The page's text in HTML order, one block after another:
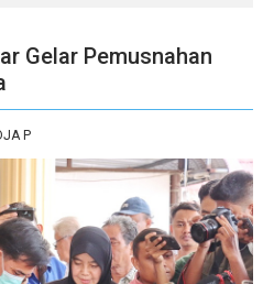
Gelar Pemusnahan
P